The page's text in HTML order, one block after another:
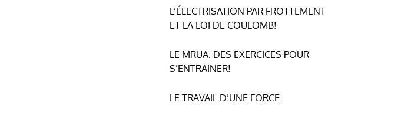
L’ÉLECTRISATION PAR FROTTEMENT
ET LA LOI DE COULOMB!
LE MRUA: DES EXERCICES POUR
S’ENTRAINER!
LE TRAVAIL D’UNE FORCE